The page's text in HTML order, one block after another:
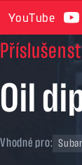
X Shift Gearboxes
Oil
Vhodné pro:
YouTube